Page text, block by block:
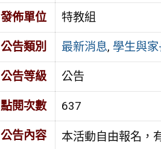
發佈單位 特教組
公告類別 最新消息, 學生與
公告等級 公告
點閱次數 637
公告內容
本活動自由報名，